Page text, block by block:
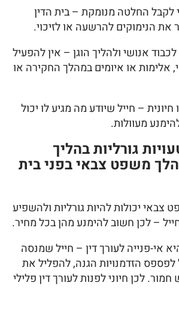
לקבל החלטה מנומקת – בית הדין
את הנימוקים להרשעה או לזיכוי.
אנושי ולהליך הוגן – אין להפעיל
אלימות או איומים במהלך החקירה או
– חייל שיודע מה מגיע לו יכול
מעוולות.
גורליות בהליך
משפט צבאי בפני בית
צבאי יכולות להיות גורליות ולהשפיע
– לכן חשוב להימנע מהן בכל מחיר.
אי-פנייה לעורך דין – חייל שמנסה
הזדמנויות הגנה, להפליל את
לכן חיוני לפנות לעורך דין פלילי